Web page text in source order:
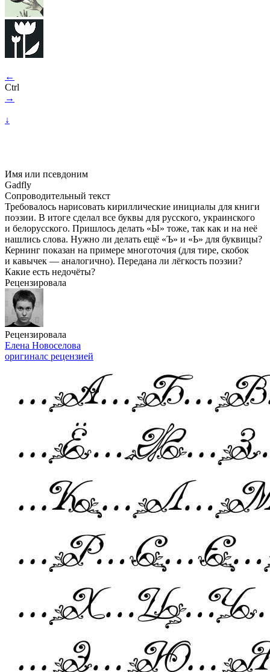
←
Ctrl
→
↓
Имя или псевдоним
Gadfly
Сопроводительный текст
Требовалось нарисовать кириллические инициалы для книги
поэзии. В итоге сделал все буквы для русского, украинского
и белорусского. Пришлось делать «Ы» тоже, так как и на неё
нашлись слова. Нужно ли делать ещё «Ъ» и «Ь» для буквицы?
Кернинг показан на примере многоточия (для тире, скобок
и кавычек — аналогично). Передана ли лёгкость поэзии?
Какие есть недочёты?
Рецензировала
Рецензировала
Елена Новоселова
оригиналс рецензией